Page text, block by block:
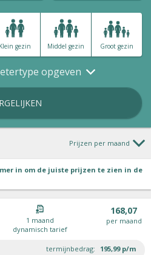
Klein gezin Middel gezin Groot gezin
opgeven
Prijzen per maand
in om de juiste prijzen te zien in de
1 maand
dynamisch tarief
168,07
per maand
termijnbedrag: 195,99 p/m